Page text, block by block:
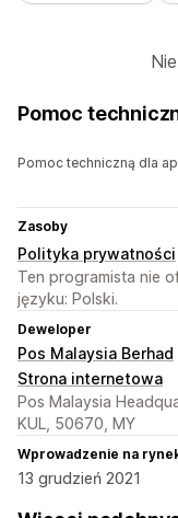
Pomoc
Pomoc techniczną dla
Zasoby
Polityka prywatności
Ten programista nie
języku: Polski.
Deweloper
Pos Malaysia Berhad
Strona internetowa
Pos Malaysia
KUL, 50670, MY
Wprowadzenie na
13 grudzień 2021